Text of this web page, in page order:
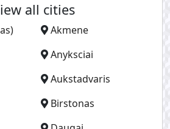
all cities
Akmene
Anyksciai
Aukstadvaris
Birstonas